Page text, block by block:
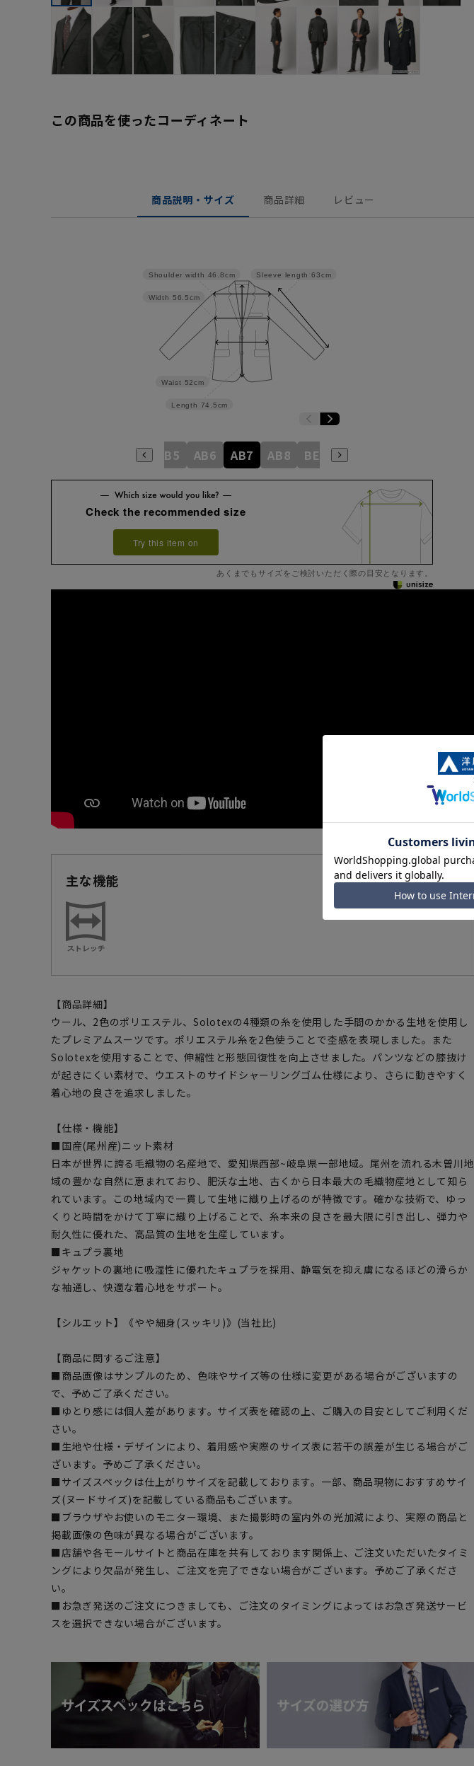
この商品を使ったコーディネート
商品説明・サイズ 商品詳細 レビュー
Sleeve length 63cm
Length 74.5cm
Waist 52cm
Width 56.5cm
Shoulder width 46.8cm
AB4 AB5 AB6 AB7 AB8 BE3 BE4
Check the recommended size
Try this item on
あくまでもサイズをご検討いただく際の目安となります。
主な機能 機能一覧
【商品詳細】
ウール、2色のポリエステル、Solotexの4種類の糸を使用した手間のかかる生地を使用し
たプレミアムスーツです。ポリエステル糸を2色使うことで杢感を表現しました。また
Solotexを使用することで、伸縮性と形態回復性を向上させました。パンツなどの膝抜け
が起きにくい素材で、ウエストのサイドシャーリングゴム仕様により、さらに動きやすく
着心地の良さを追求しました。
【仕様・機能】
■国産(尾州産)ニット素材
日本が世界に誇る毛織物の名産地で、愛知県西部~岐阜県一部地域。尾州を流れる木曽川地
域の豊かな自然に恵まれており、肥沃な土地、古くから日本最大の毛織物産地として知ら
れています。この地域内で一貫して生地に織り上げるのが特徴です。確かな技術で、ゆっ
くりと時間をかけて丁寧に織り上げることで、糸本来の良さを最大限に引き出し、弾力や
耐久性に優れた、高品質の生地を生産しています。
■キュプラ裏地
ジャケットの裏地に吸湿性に優れたキュプラを採用、静電気を抑え虜になるほどの滑らか
な袖通し、快適な着心地をサポート。
【シルエット】《やや細身(スッキリ)》(当社比)
【商品に関するご注意】
■商品画像はサンプルのため、色味やサイズ等の仕様に変更がある場合がございますの
で、予めご了承ください。
■ゆとり感には個人差があります。サイズ表を確認の上、ご購入の目安としてご利用くだ
さい。
■生地や仕様・デザインにより、着用感や実際のサイズ表に若干の誤差が生じる場合がご
ざいます。予めご了承ください。
■サイズスペックは仕上がりサイズを記載しております。一部、商品現物におすすめサイ
ズ(ヌードサイズ)を記載している商品もございます。
■ブラウザやお使いのモニター環境、また撮影時の室内外の光加減により、実際の商品と
掲載画像の色味が異なる場合がございます。
■店舗や各モールサイトと商品在庫を共有しております関係上、ご注文いただいたタイミ
ングにより欠品が発生し、ご注文を完了できない場合がございます。予めご了承くださ
い。
■お急ぎ発送のご注文につきましても、ご注文のタイミングによってはお急ぎ発送サービ
スを選択できない場合がございます。